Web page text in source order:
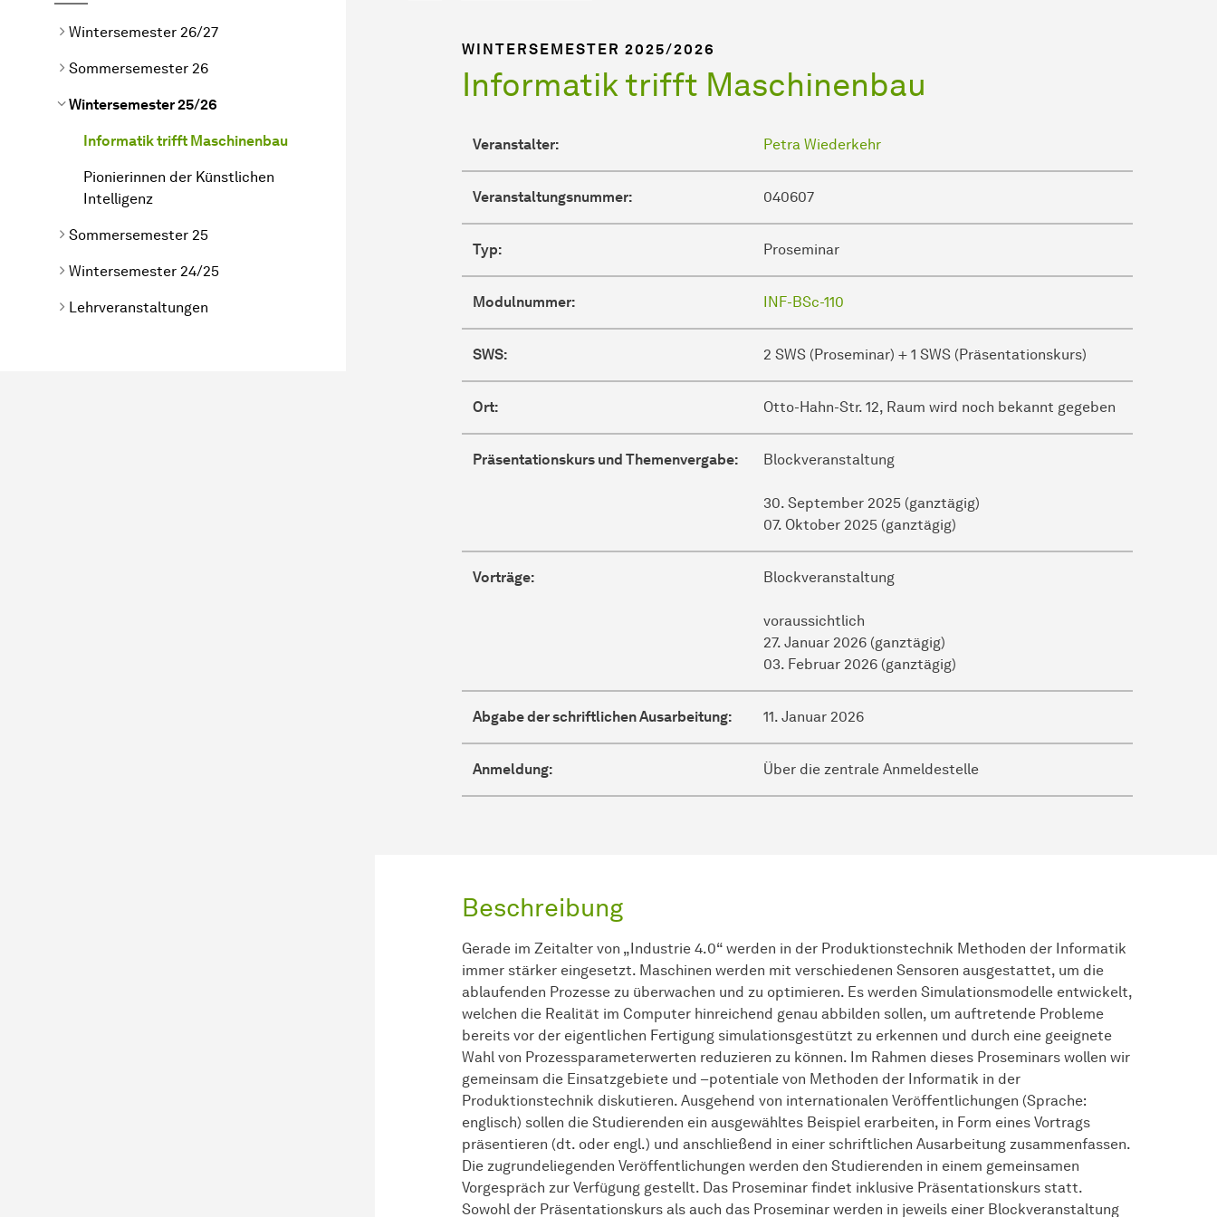
Wintersemester 26/27
Sommersemester 26
Wintersemester 25/26
Informatik trifft Maschinenbau
Pionierinnen der Künstlichen
Intelligenz
Sommersemester 25
Wintersemester 24/25
Lehrveranstaltungen
WINTERSEMESTER 2025/2026
Informatik trifft Maschinenbau
Veranstalter: Petra Wiederkehr
Veranstaltungsnummer: 040607
Typ: Proseminar
Modulnummer: INF-BSc-110
SWS: 2 SWS (Proseminar) + 1 SWS (Präsentationskurs)
Ort: Otto-Hahn-Str. 12, Raum wird noch bekannt gegeben
Präsentationskurs und Themenvergabe: Blockveranstaltung
30. September 2025 (ganztägig)
07. Oktober 2025 (ganztägig)
Vorträge: Blockveranstaltung
voraussichtlich
27. Januar 2026 (ganztägig)
03. Februar 2026 (ganztägig)
Abgabe der schriftlichen Ausarbeitung: 11. Januar 2026
Anmeldung: Über die zentrale Anmeldestelle
Beschreibung
Gerade im Zeitalter von „Industrie 4.0“ werden in der Produktionstechnik Methoden der Informatik
immer stärker eingesetzt. Maschinen werden mit verschiedenen Sensoren ausgestattet, um die
ablaufenden Prozesse zu überwachen und zu optimieren. Es werden Simulationsmodelle entwickelt,
welchen die Realität im Computer hinreichend genau abbilden sollen, um auftretende Probleme
bereits vor der eigentlichen Fertigung simulationsgestützt zu erkennen und durch eine geeignete
Wahl von Prozessparameterwerten reduzieren zu können. Im Rahmen dieses Proseminars wollen wir
gemeinsam die Einsatzgebiete und –potentiale von Methoden der Informatik in der
Produktionstechnik diskutieren. Ausgehend von internationalen Veröffentlichungen (Sprache:
englisch) sollen die Studierenden ein ausgewähltes Beispiel erarbeiten, in Form eines Vortrags
präsentieren (dt. oder engl.) und anschließend in einer schriftlichen Ausarbeitung zusammenfassen.
Die zugrundeliegenden Veröffentlichungen werden den Studierenden in einem gemeinsamen
Vorgespräch zur Verfügung gestellt. Das Proseminar findet inklusive Präsentationskurs statt.
Sowohl der Präsentationskurs als auch das Proseminar werden in jeweils einer Blockveranstaltung